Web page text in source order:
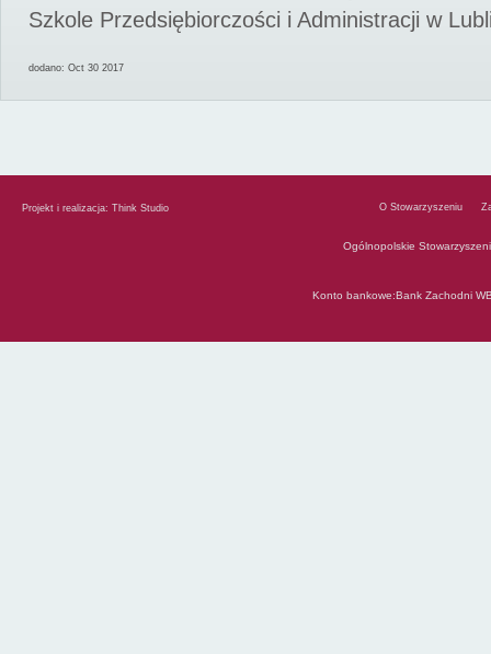
Szkole Przedsiębiorczości i Administracji w
dodano: Oct 30 2017
Projekt i realizacja: Think Studio O Stowarzyszeniu
Ogólnopolskie
Konto bankowe:Bank Zachodni